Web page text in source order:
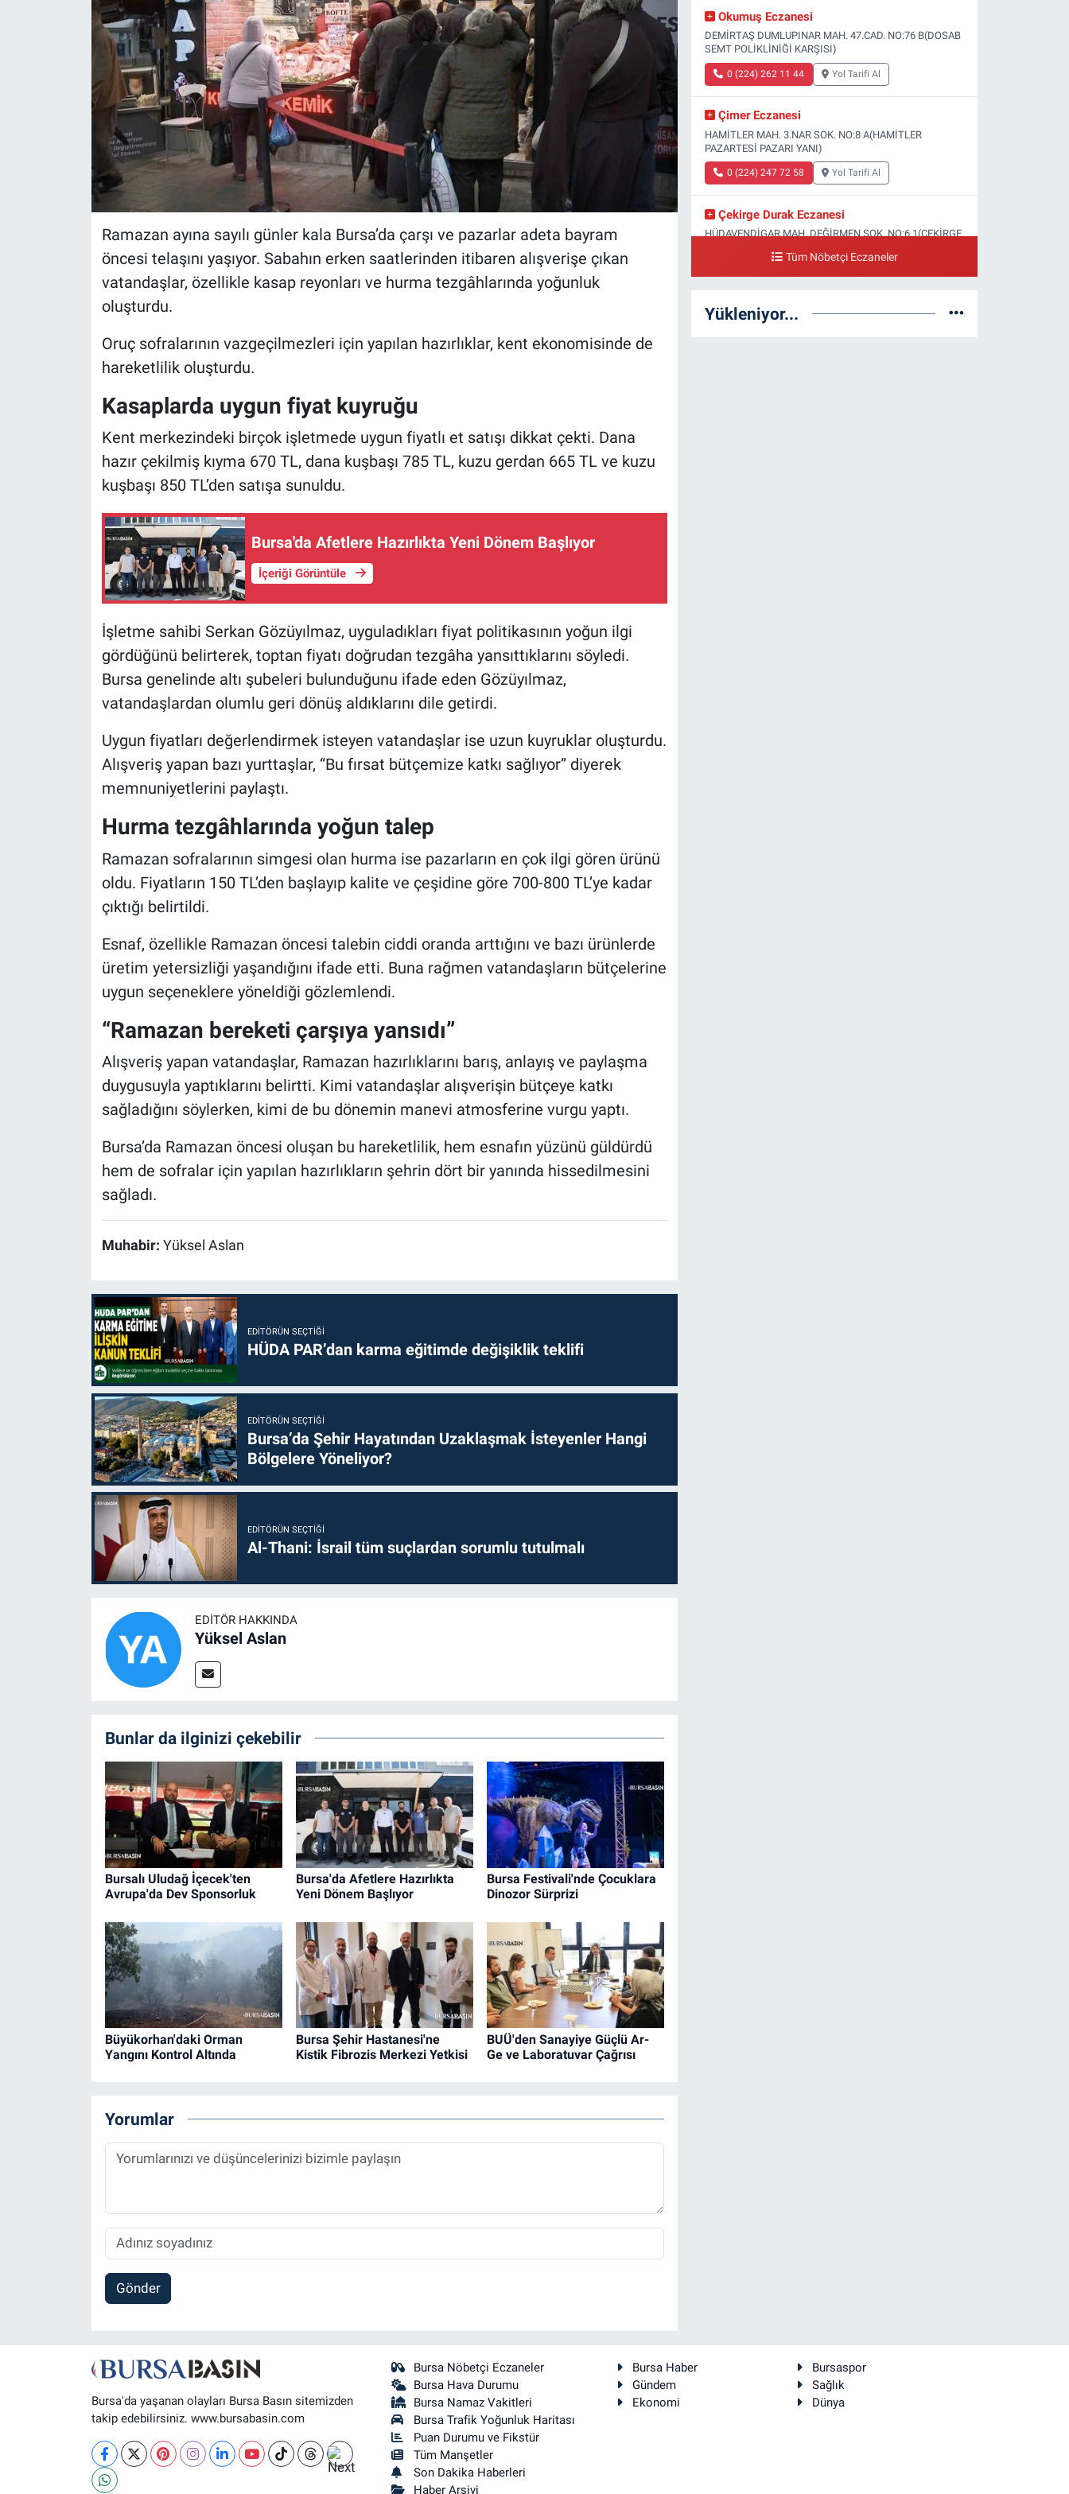
Ramazan ayına sayılı günler kala Bursa’da çarşı ve pazarlar adeta bayram
öncesi telaşını yaşıyor. Sabahın erken saatlerinden itibaren alışverişe çıkan
vatandaşlar, özellikle kasap reyonları ve hurma tezgâhlarında yoğunluk
oluşturdu.
Oruç sofralarının vazgeçilmezleri için yapılan hazırlıklar, kent ekonomisinde de
hareketlilik oluşturdu.
Kasaplarda uygun fiyat kuyruğu
Kent merkezindeki birçok işletmede uygun fiyatlı et satışı dikkat çekti. Dana
hazır çekilmiş kıyma 670 TL, dana kuşbaşı 785 TL, kuzu gerdan 665 TL ve kuzu
kuşbaşı 850 TL’den satışa sunuldu.
Bursa'da Afetlere Hazırlıkta Yeni Dönem Başlıyor
İçeriği Görüntüle
İşletme sahibi Serkan Gözüyılmaz, uyguladıkları fiyat politikasının yoğun ilgi
gördüğünü belirterek, toptan fiyatı doğrudan tezgâha yansıttıklarını söyledi.
Bursa genelinde altı şubeleri bulunduğunu ifade eden Gözüyılmaz,
vatandaşlardan olumlu geri dönüş aldıklarını dile getirdi.
Uygun fiyatları değerlendirmek isteyen vatandaşlar ise uzun kuyruklar oluşturdu.
Alışveriş yapan bazı yurttaşlar, “Bu fırsat bütçemize katkı sağlıyor” diyerek
memnuniyetlerini paylaştı.
Hurma tezgâhlarında yoğun talep
Ramazan sofralarının simgesi olan hurma ise pazarların en çok ilgi gören ürünü
oldu. Fiyatların 150 TL’den başlayıp kalite ve çeşidine göre 700-800 TL’ye kadar
çıktığı belirtildi.
Esnaf, özellikle Ramazan öncesi talebin ciddi oranda arttığını ve bazı ürünlerde
üretim yetersizliği yaşandığını ifade etti. Buna rağmen vatandaşların bütçelerine
uygun seçeneklere yöneldiği gözlemlendi.
“Ramazan bereketi çarşıya yansıdı”
Alışveriş yapan vatandaşlar, Ramazan hazırlıklarını barış, anlayış ve paylaşma
duygusuyla yaptıklarını belirtti. Kimi vatandaşlar alışverişin bütçeye katkı
sağladığını söylerken, kimi de bu dönemin manevi atmosferine vurgu yaptı.
Bursa’da Ramazan öncesi oluşan bu hareketlilik, hem esnafın yüzünü güldürdü
hem de sofralar için yapılan hazırlıkların şehrin dört bir yanında hissedilmesini
sağladı.
Muhabir: Yüksel Aslan
EDITÖRÜN SEÇTIĞI
HÜDA PAR’dan karma eğitimde değişiklik teklifi
EDITÖRÜN SEÇTIĞI
Bursa’da Şehir Hayatından Uzaklaşmak İsteyenler Hangi
Bölgelere Yöneliyor?
EDITÖRÜN SEÇTIĞI
Al-Thani: İsrail tüm suçlardan sorumlu tutulmalı
EDITÖR HAKKINDA
Yüksel Aslan
Bunlar da ilginizi çekebilir
Bursalı Uludağ İçecek'ten
Avrupa'da Dev Sponsorluk
Bursa'da Afetlere Hazırlıkta
Yeni Dönem Başlıyor
Bursa Festivali'nde Çocuklara
Dinozor Sürprizi
Büyükorhan'daki Orman
Yangını Kontrol Altında
Bursa Şehir Hastanesi'ne
Kistik Fibrozis Merkezi Yetkisi
BUÜ'den Sanayiye Güçlü Ar-
Ge ve Laboratuvar Çağrısı
Yorumlar
Gönder
Okumuş Eczanesi
DEMİRTAŞ DUMLUPINAR MAH. 47.CAD. NO:76 B(DOSAB
SEMT POLİKLİNİĞİ KARŞISI)
0 (224) 262 11 44 Yol Tarifi Al
Çimer Eczanesi
HAMİTLER MAH. 3.NAR SOK. NO:8 A(HAMİTLER
PAZARTESİ PAZARI YANI)
0 (224) 247 72 58 Yol Tarifi Al
Çekirge Durak Eczanesi
HÜDAVENDİGAR MAH. DEĞİRMEN SOK. NO:6 1(ÇEKİRGE
Engin Eczanesi
Tüm Nöbetçi Eczaneler
Yükleniyor...
Bursa'da yaşanan olayları Bursa Basın sitemizden
takip edebilirsiniz. www.bursabasin.com
Bursa Nöbetçi Eczaneler
Bursa Hava Durumu
Bursa Namaz Vakitleri
Bursa Trafik Yoğunluk Haritası
Puan Durumu ve Fikstür
Tüm Manşetler
Son Dakika Haberleri
Haber Arşivi
Bursa Haber
Bursaspor
Gündem
Sağlık
Ekonomi
Dünya
Ekonomi
Teknoloji
Nöbetçi Eczaneler